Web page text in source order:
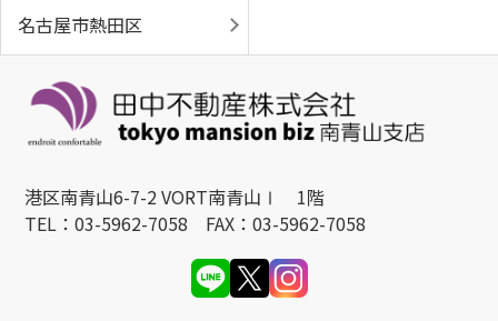
名古屋市熱田区
港区南青山6-7-2 VORT南青山Ⅰ 1階
TEL：03-5962-7058 FAX：03-5962-7058